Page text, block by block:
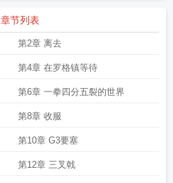
章节列表
第2章 离去
第4章 在罗格镇等待
第6章 一拳四分五裂的世界
第8章 收服
第10章 G3要塞
第12章 三叉戟